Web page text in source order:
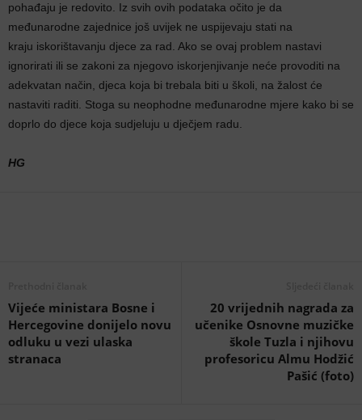
pohađaju je redovito. Iz svih ovih podataka očito je da
međunarodne zajednice još uvijek ne uspijevaju stati na
kraju iskorištavanju djece za rad. Ako se ovaj problem nastavi
ignorirati ili se zakoni za njegovo iskorjenjivanje neće provoditi na
adekvatan način, djeca koja bi trebala biti u školi, na žalost će
nastaviti raditi. Stoga su neophodne međunarodne mjere kako bi se
doprlo do djece koja sudjeluju u dječjem radu.
HG
Vijeće ministara Bosne i
Hercegovine donijelo novu
odluku u vezi ulaska
stranaca
20 vrijednih nagrada za
učenike Osnovne muzičke
škole Tuzla i njihovu
profesoricu Almu Hodžić
Pašić (foto)